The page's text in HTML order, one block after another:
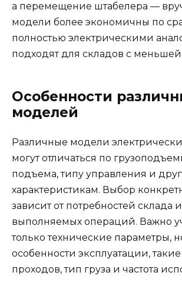
а перемещение штабелера —
модели более экономичны по
полностью электрическими
подходят для складов с меньшей
Особенности
моделей
Различные модели
могут отличаться по
подъема, типу управления и
характеристикам. Выбор
зависит от потребностей склада
выполняемых операций. Важно
только технические параметры,
особенности эксплуатации,
проходов, тип груза и частота